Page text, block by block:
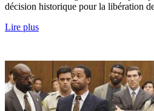
décision historique pour la libération
Lire plus